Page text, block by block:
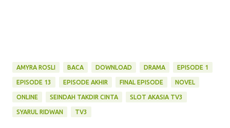
AMYRA ROSLI BACA DOWNLOAD DRAMA EPISODE 1
EPISODE 13 EPISODE AKHIR FINAL EPISODE NOVEL
ONLINE SEINDAH TAKDIR CINTA SLOT AKASIA TV3
SYARUL RIDWAN TV3